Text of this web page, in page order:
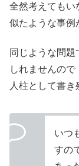
全然考えてもい
似たような事例
同じような問
しれませんので
人柱として書き
いつ
すの